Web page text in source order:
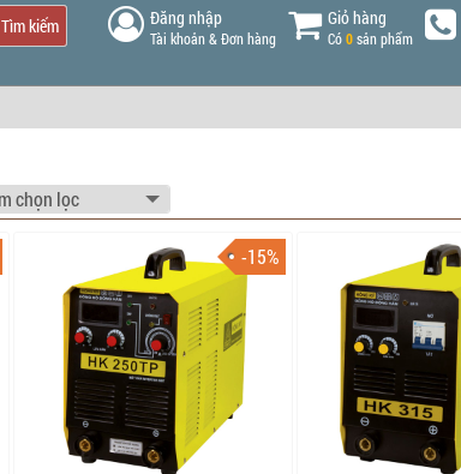
Tìm kiếm Đăng nhập
Tài khoản & Đơn hàng
Giỏ hàng
Có0sản phẩm
-15%